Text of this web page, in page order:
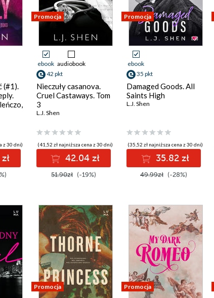
(#1).
z 30 dni)
Promocja
ebook audiobook
42 pkt
Nieczuły casanova.
Cruel Castaways. Tom
3
L.J. Shen
(41,52 zł najniższa cena z 30 dni)
42.04 zł
51.90zł (-19%)
Promocja
ebook
35 pkt
Damaged Goods. All
Saints High
L.J. Shen
(35,52 zł najniższa cena z 30 dni)
35.82 zł
49.99zł (-28%)
Promocja Promocja